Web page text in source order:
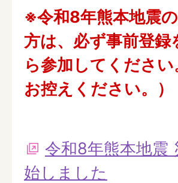
※令和8年熊本地震
方は、必ず事前登
ら参加してくださ
お控えください。）
令和8年熊本地震
始しました